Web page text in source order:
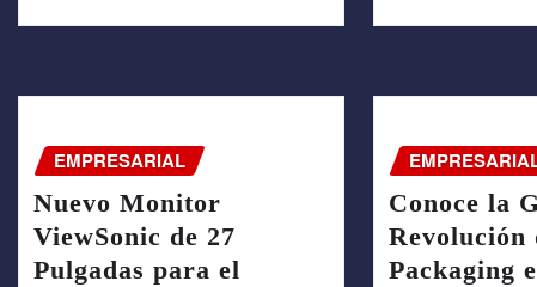
EMPRESARIAL
Nuevo Monitor
ViewSonic de 27
Pulgadas para el
Conoce la
Revolución
Packaging